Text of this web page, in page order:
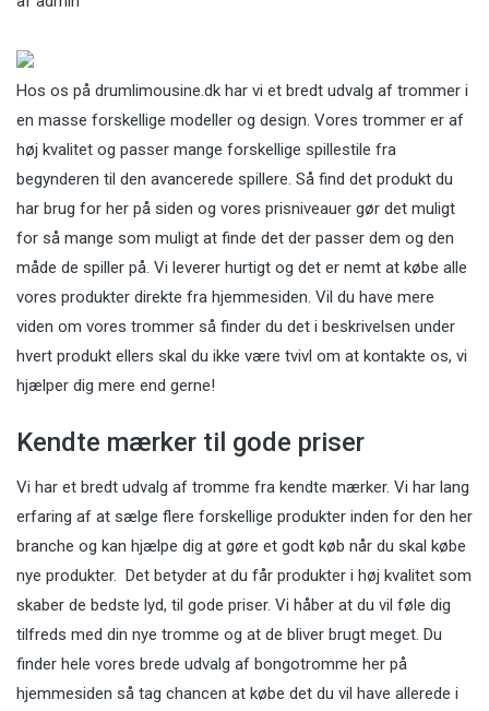
Hos os på drumlimousine.dk har vi et bredt udvalg af trommer i
en masse forskellige modeller og design. Vores trommer er af
høj kvalitet og passer mange forskellige spillestile fra
begynderen til den avancerede spillere. Så find det produkt du
har brug for her på siden og vores prisniveauer gør det muligt
for så mange som muligt at finde det der passer dem og den
måde de spiller på. Vi leverer hurtigt og det er nemt at købe alle
vores produkter direkte fra hjemmesiden. Vil du have mere
viden om vores trommer så finder du det i beskrivelsen under
hvert produkt ellers skal du ikke være tvivl om at kontakte os, vi
hjælper dig mere end gerne!
Kendte mærker til gode priser
Vi har et bredt udvalg af tromme fra kendte mærker. Vi har lang
erfaring af at sælge flere forskellige produkter inden for den her
branche og kan hjælpe dig at gøre et godt køb når du skal købe
nye produkter. Det betyder at du får produkter i høj kvalitet som
skaber de bedste lyd, til gode priser. Vi håber at du vil føle dig
tilfreds med din nye tromme og at de bliver brugt meget. Du
finder hele vores brede udvalg af bongotromme her på
hjemmesiden så tag chancen at købe det du vil have allerede i